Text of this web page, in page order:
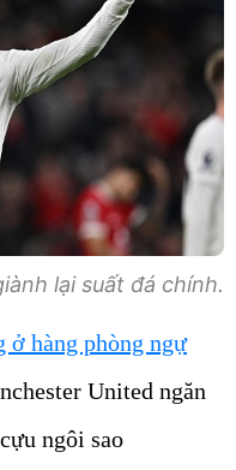
lại suất đá chính.
ở hàng phòng ngự
United ngăn
ngôi sao